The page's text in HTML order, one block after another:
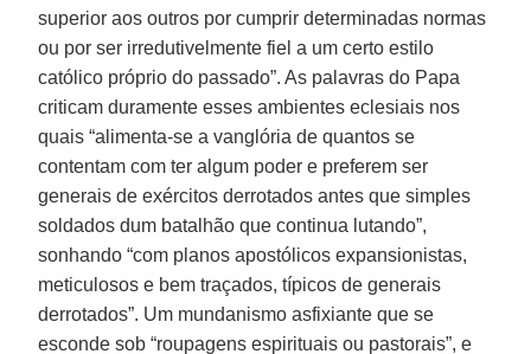
superior aos outros por cumprir determinadas normas
ou por ser irredutivelmente fiel a um certo estilo
católico próprio do passado”. As palavras do Papa
criticam duramente esses ambientes eclesiais nos
quais “alimenta-se a vanglória de quantos se
contentam com ter algum poder e preferem ser
generais de exércitos derrotados antes que simples
soldados dum batalhão que continua lutando”,
sonhando “com planos apostólicos expansionistas,
meticulosos e bem traçados, típicos de generais
derrotados”. Um mundanismo asfixiante que se
esconde sob “roupagens espirituais ou pastorais”, e